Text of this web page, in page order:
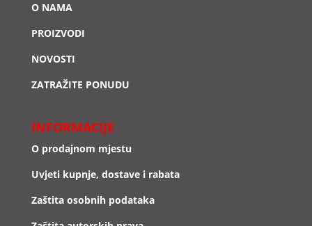
O NAMA
PROIZVODI
NOVOSTI
ZATRAŽITE PONUDU
INFORMACIJE
O prodajnom mjestu
Uvjeti kupnje, dostave i rabata
Zaštita osobnih podataka